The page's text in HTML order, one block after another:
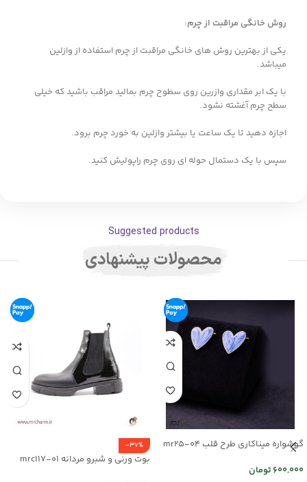
روش خانگی مراقبت از چرم:
یکی از بهترین روش های خانگی مراقبت از چرم استفاده از وازلین
میباشد.
با یک ابر مقداری وازرین روی سطوح چرم بمالید مراقب باشید که خیلی
سطح چرم آغشته نشود.
اجازه دهید تا یک ساعت یا بیشتر وازلین به خورد چرم برود.
سپس با یک دستمال حوله ای روی چرم راپولیش کنید.
Suggested products
محصولات پیشنهادی
گوشواره میناکاری طرح قلب mr25-04
600,000 تومان
-37%
بوت ورنی و شبرو مردانه mrc117-01